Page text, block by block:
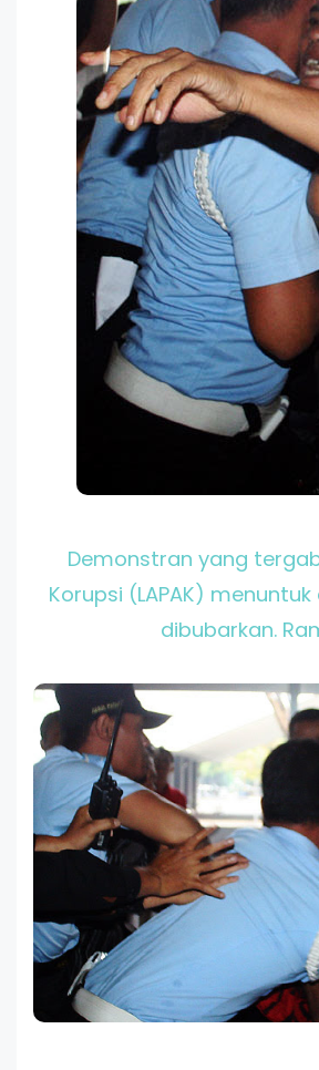
Demonstran yang
Korupsi (LAPAK)
dibubarkan.